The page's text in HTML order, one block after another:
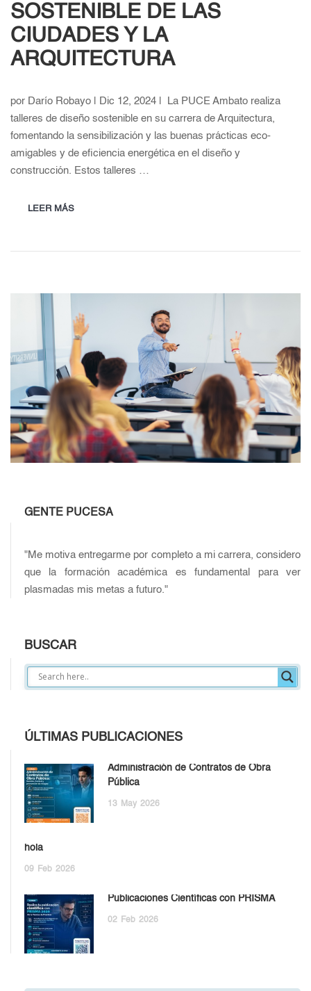
SOSTENIBLE DE LAS
CIUDADES Y LA
ARQUITECTURA
por Darío Robayo | Dic 12, 2024 | La PUCE Ambato realiza
talleres de diseño sostenible en su carrera de Arquitectura,
fomentando la sensibilización y las buenas prácticas eco-
amigables y de eficiencia energética en el diseño y
construcción. Estos talleres …
LEER MÁS
GENTE PUCESA
"Me motiva entregarme por completo a mi carrera, considero
que la formación académica es fundamental para ver
plasmadas mis metas a futuro."
BUSCAR
ÚLTIMAS PUBLICACIONES
Administración de Contratos de Obra
Pública
13 May 2026
hola
09 Feb 2026
Publicaciones Científicas con PRISMA
02 Feb 2026